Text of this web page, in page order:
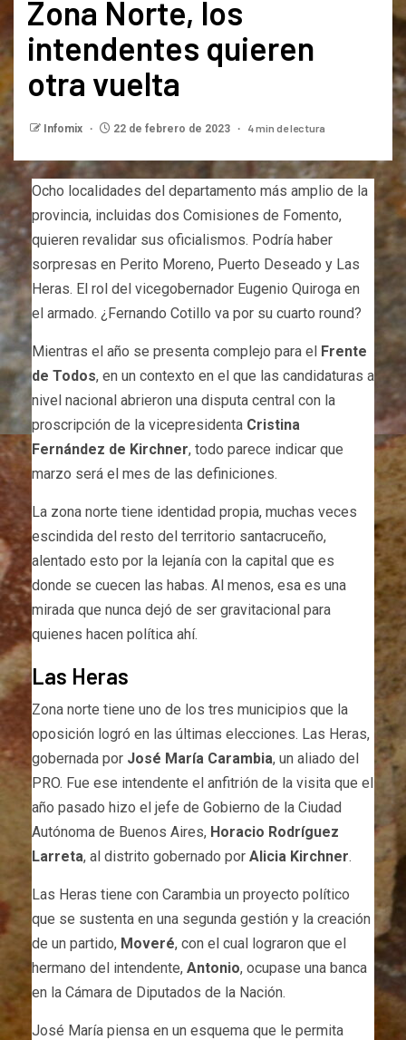
Zona Norte, los
intendentes quieren
otra vuelta
Infomix 22 de febrero de 2023 4 min de lectura
Ocho localidades del departamento más amplio de la
provincia, incluidas dos Comisiones de Fomento,
quieren revalidar sus oficialismos. Podría haber
sorpresas en Perito Moreno, Puerto Deseado y Las
Heras. El rol del vicegobernador Eugenio Quiroga en
el armado. ¿Fernando Cotillo va por su cuarto round?
Mientras el año se presenta complejo para el Frente
de Todos, en un contexto en el que las candidaturas a
nivel nacional abrieron una disputa central con la
proscripción de la vicepresidenta Cristina
Fernández de Kirchner, todo parece indicar que
marzo será el mes de las definiciones.
La zona norte tiene identidad propia, muchas veces
escindida del resto del territorio santacruceño,
alentado esto por la lejanía con la capital que es
donde se cuecen las habas. Al menos, esa es una
mirada que nunca dejó de ser gravitacional para
quienes hacen política ahí.
Las Heras
Zona norte tiene uno de los tres municipios que la
oposición logró en las últimas elecciones. Las Heras,
gobernada por José María Carambia, un aliado del
PRO. Fue ese intendente el anfitrión de la visita que el
año pasado hizo el jefe de Gobierno de la Ciudad
Autónoma de Buenos Aires, Horacio Rodríguez
Larreta, al distrito gobernado por Alicia Kirchner.
Las Heras tiene con Carambia un proyecto político
que se sustenta en una segunda gestión y la creación
de un partido, Moveré, con el cual lograron que el
hermano del intendente, Antonio, ocupase una banca
en la Cámara de Diputados de la Nación.
José María piensa en un esquema que le permita